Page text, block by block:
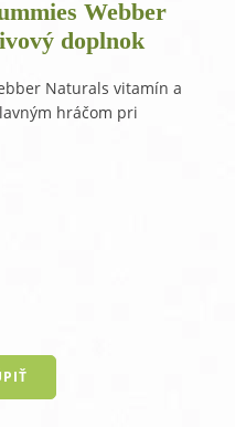
Webber
doplnok
Naturals vitamín a
hráčom pri